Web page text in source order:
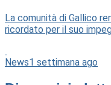
La comunità di Gallico
ricordato per il suo
News1 settimana ago